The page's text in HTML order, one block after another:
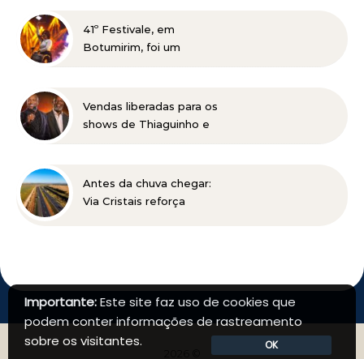
41º Festivale, em
Botumirim, foi um
do Vale do Jequitinhonha
Vendas liberadas para os
shows de Thiaguinho e
Antes da chuva chegar:
Via Cristais reforça
Importante:Este site faz uso de cookies que
podem conter informações de rastreamento
sobre os visitantes.
OK